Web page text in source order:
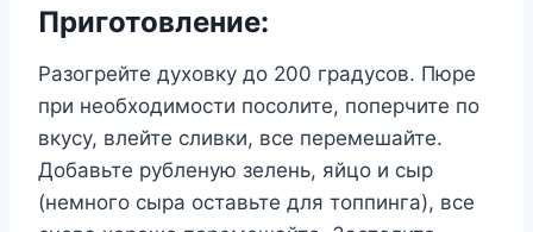
Приготовление:
Разогрейте духовку до 200 градусов. Пюре
при необходимости посолите, поперчите по
вкусу, влейте сливки, все перемешайте.
Добавьте рубленую зелень, яйцо и сыр
(немного сыра оставьте для топпинга), все